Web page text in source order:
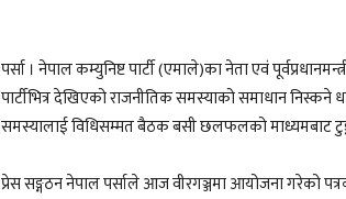
पर्सा । नेपाल कम्युनिष्ट पार्टी (एमाले)का नेता एवं
पार्टीभित्र देखिएको राजनीतिक समस्याको समाधान
समस्यालाई विधिसम्मत बैठक बसी छलफलको माध्यमबाट
प्रेस सङ्गठन नेपाल पर्साले आज वीरगञ्जमा आयोजना गरेको